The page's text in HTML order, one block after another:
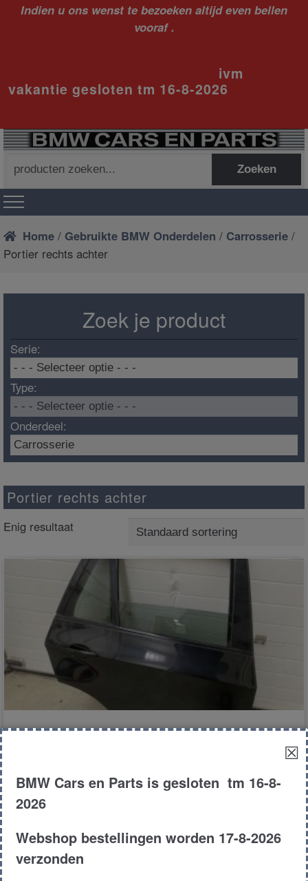
Indien u ons wenst te bezoeken altijd even bellen
vooraf .
ivm
vakantie gesloten tm 16-8-2026
naar:
Zoeken
Home / Gebruikte BMW Onderdelen / Carrosserie /
Portier rechts achter
Zoek je product
Serie:
Type:
Onderdeel:
Portier rechts achter
Enig resultaat
€200.00
Product # 174440
☒
BMW Cars en Parts is gesloten tm 16-8-
2026
Webshop bestellingen worden 17-8-2026
verzonden